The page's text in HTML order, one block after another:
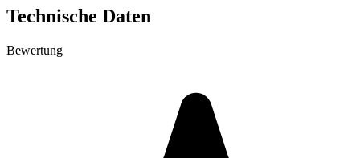
Technische Daten
Bewertung